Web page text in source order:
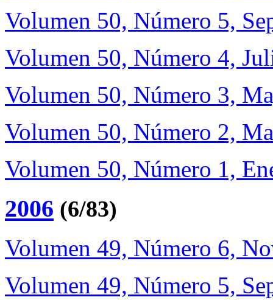
Volumen 50, Número 5,
Volumen 50, Número 4,
Volumen 50, Número 3,
Volumen 50, Número 2,
Volumen 50, Número 1,
2006 (6/83)
Volumen 49, Número 6,
Volumen 49, Número 5,